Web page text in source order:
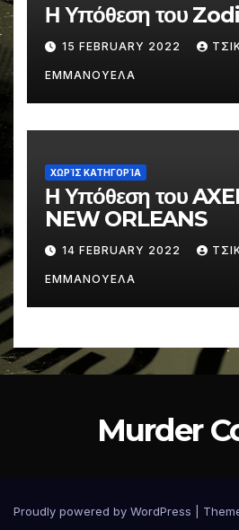
Η Υπόθεση του
15 FEBRUARY 2022
ΕΜΜΑΝΟΥΕΛΑ
ΧΩΡΊΣ ΚΑΤΗΓΟΡΊΑ
Η Υπόθεση του
NEW ORLEANS
14 FEBRUARY 2022
ΕΜΜΑΝΟΥΕΛΑ
Murder
Proudly powered by WordPress